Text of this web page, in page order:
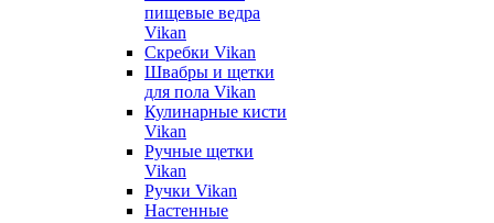
пищевые ведра
Vikan
Скребки Vikan
Швабры и щетки
для пола Vikan
Кулинарные кисти
Vikan
Ручные щетки
Vikan
Ручки Vikan
Настенные